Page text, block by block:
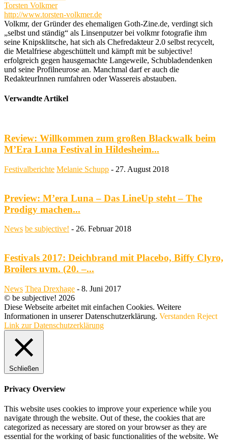
Torsten Volkmer
http://www.torsten-volkmer.de
Volkmr, der Gründer des ehemaligen Goth-Zine.de, verdingt sich
„selbst und ständig“ als Linsenputzer bei volkmr fotografie ihm
seine Knipsklitsche, hat sich als Chefredakteur 2.0 selbst recycelt,
die Metalfriese abgeschüttelt und kämpft mit be subjective!
erfolgreich gegen hausgemachte Langeweile, Schubladendenken
und seine Profilneurose an. Manchmal darf er auch die
RedakteurInnen rumfahren oder Wassereis abstauben.
Verwandte Artikel
Review: Willkommen zum großen Blackwalk beim
M’Era Luna Festival in Hildesheim...
Festivalberichte Melanie Schupp - 27. August 2018
Preview: M’era Luna – Das LineUp steht – The
Prodigy machen...
News be subjective! - 26. Februar 2018
Festivals 2017: Deichbrand mit Placebo, Biffy Clyro,
Broilers uvm. (20. –...
News Thea Drexhage - 8. Juni 2017
© be subjective! 2026
Diese Webseite arbeitet mit einfachen Cookies. Weitere
Informationen in unserer Datenschutzerklärung. Verstanden Reject
Link zur Datenschutzerklärung
Schließen
Privacy Overview
This website uses cookies to improve your experience while you
navigate through the website. Out of these, the cookies that are
categorized as necessary are stored on your browser as they are
essential for the working of basic functionalities of the website. We